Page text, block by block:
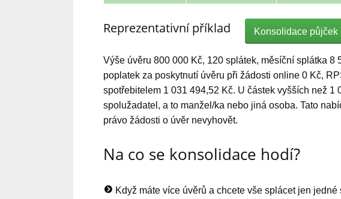
Konsolidace půjček
Reprezentativní příklad
Výše úvěru 800 000 Kč, 120 splátek, měsíční splátka 8
poplatek za poskytnutí úvěru při žádosti online 0 Kč,
spotřebitelem 1 031 494,52 Kč. U částek vyšších než 1
spolužadatel, a to manžel/ka nebo jiná osoba. Tato
právo žádosti o úvěr nevyhovět.
Na co se konsolidace hodí?
Když máte více úvěrů a chcete vše splácet jen jedné